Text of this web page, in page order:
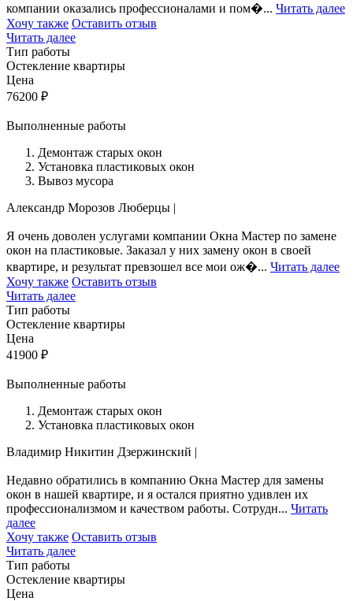
компании оказались профессионалами и пом�... Читать далее
Хочу также Оставить отзыв
Читать далее
Тип работы
Остекление квартиры
Цена
76200 ₽
Выполненные работы
Демонтаж старых окон
Установка пластиковых окон
Вывоз мусора
Александр Морозов Люберцы |
Я очень доволен услугами компании Окна Мастер по замене
окон на пластиковые. Заказал у них замену окон в своей
квартире, и результат превзошел все мои ож�... Читать далее
Хочу также Оставить отзыв
Читать далее
Тип работы
Остекление квартиры
Цена
41900 ₽
Выполненные работы
Демонтаж старых окон
Установка пластиковых окон
Владимир Никитин Дзержинский |
Недавно обратились в компанию Окна Мастер для замены
окон в нашей квартире, и я остался приятно удивлен их
профессионализмом и качеством работы. Сотрудн... Читать
далее
Хочу также Оставить отзыв
Читать далее
Тип работы
Остекление квартиры
Цена